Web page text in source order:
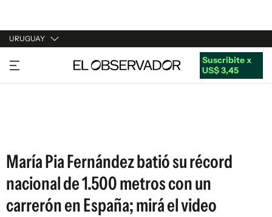
URUGUAY
URUGUAY
ARGENTINA
Suscribite x
US$ 3,45
María Pia Fernández batió su récord
nacional de 1.500 metros con un
carrerón en España; mirá el video